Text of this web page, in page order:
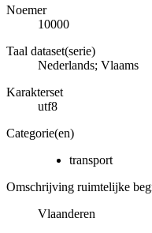
Noemer
10000
Taal dataset(serie)
Nederlands; Vlaams
Karakterset
utf8
Categorie(en)
transport
Omschrijving ruimtelijke
Vlaanderen